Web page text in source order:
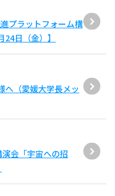
プラットフォーム構
日（金）】
へ（愛媛大学長メッ
会「宇宙への招